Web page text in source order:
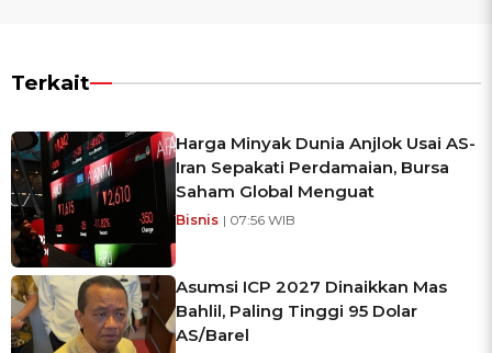
Terkait
Harga Minyak Dunia Anjlok Usai AS-
Iran Sepakati Perdamaian, Bursa
Saham Global Menguat
Bisnis | 07:56 WIB
Asumsi ICP 2027 Dinaikkan Mas
Bahlil, Paling Tinggi 95 Dolar
AS/Barel